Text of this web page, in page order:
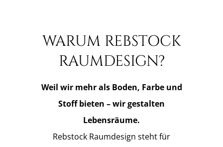
WARUM REBSTOCK
RAUMDESIGN?
Weil wir mehr als Boden, Farbe und
Stoff bieten – wir gestalten
Lebensräume.
Rebstock Raumdesign steht für